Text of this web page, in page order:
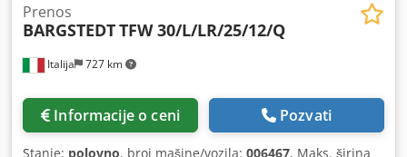
Italija 727 km
Prenos
BARGSTEDTTFW 30/L/LR/25/12/Q
Informacije o ceni Pozvati
Stanje: polovno, broj mašine/vozila: 006467, Maks. širina